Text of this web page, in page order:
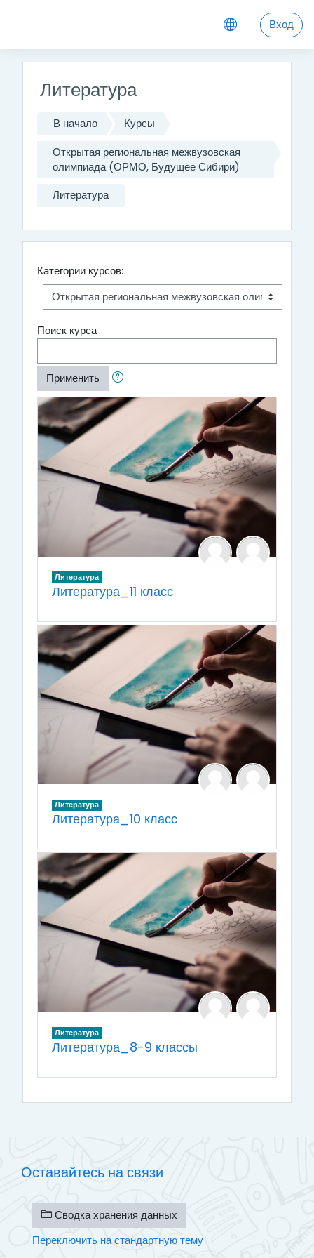
Вход
Литература
В начало Курсы
Открытая региональная межвузовская
олимпиада (ОРМО, Будущее Сибири)
Литература
Категории курсов:
Поиск курса
Применить
Литература
Литература_11 класс
Литература
Литература_10 класс
Литература
Литература_8-9 классы
Оставайтесь на связи
Сводка хранения данных
Переключить на стандартную тему